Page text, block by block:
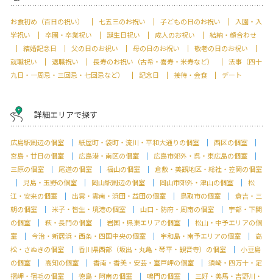
お食初め（百日の祝い） 七五三のお祝い 子どもの日のお祝い
入園・入
学祝い
卒園・卒業祝い 誕生日祝い 成人のお祝い
結納・顔合わせ
結婚記念日
父の日のお祝い 母の日のお祝い
敬老の日のお祝い
就職祝い
退職祝い 長寿のお祝い（古希・喜寿・米寿など）
法事（四十
九日・一周忌・三回忌・七回忌など）
記念日 接待・会食 デート
詳細エリアで探す
広島駅周辺の個室 紙屋町・袋町・流川・平和大通りの個室
西区の個室
宮島・廿日の個室
広島港・南区の個室
広島市郊外・呉・東広島の個室
三原の個室
尾道の個室 福山の個室
倉敷・美観地区・総社・笠岡の個室
児島・玉野の個室
岡山駅周辺の個室 岡山市郊外・津山の個室
松
江・安来の個室
出雲・雲南・浜田・益田の個室 鳥取市の個室
倉吉・三
朝の個室
米子・皆生・境港の個室 山口・防府・周南の個室
宇部・下関
の個室
萩・長門の個室 岩国・県東エリアの個室
松山・中予エリアの個
室
今治・新居浜・西条・四国中央の個室 宇和島・南予エリアの個室
高
松・さぬきの個室
香川県西部（坂出・丸亀・琴平・観音寺）の個室
小豆島
の個室
高知の個室 香南・香美・安芸・室戸岬の個室
須崎・四万十・足
摺岬・宿毛の個室
徳島・阿南の個室 鳴門の個室 三好・美馬・吉野川・